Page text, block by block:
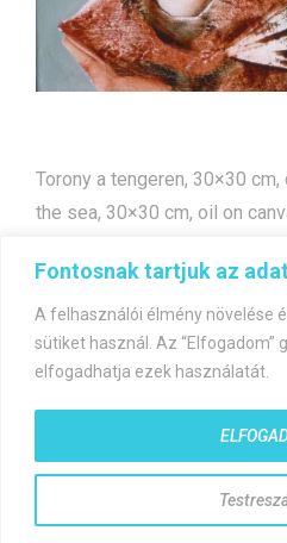
Fontosnak tartjuk az
A felhasználói élmény növelése
sütiket használ. Az “Elfogadom”
elfogadhatja ezek használatát.
Torony a tengeren, 30×30
the sea, 30×30 cm, oil on
Bejegyzés
navigáció